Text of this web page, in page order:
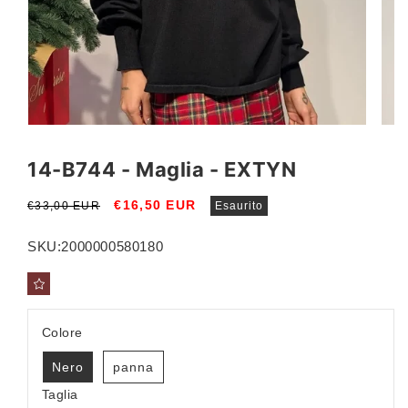
1
finestra
modale
14-B744 - Maglia - EXTYN
Prezzo
listino
€33,00 EUR
Prezzo
€16,50 EUR Esaurito
SKU:2000000580180
Colore
Nero
panna
Taglia